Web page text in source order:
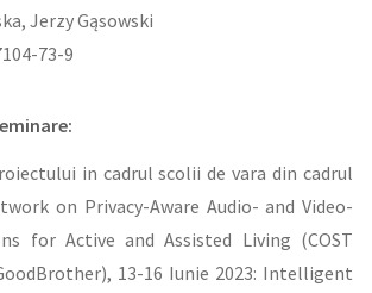
Jerzy Gąsowski
73-9
in cadrul scolii de vara din cadrul
on Privacy-Aware Audio- and Video-
for Active and Assisted Living (COST
13-16 Iunie 2023: Intelligent